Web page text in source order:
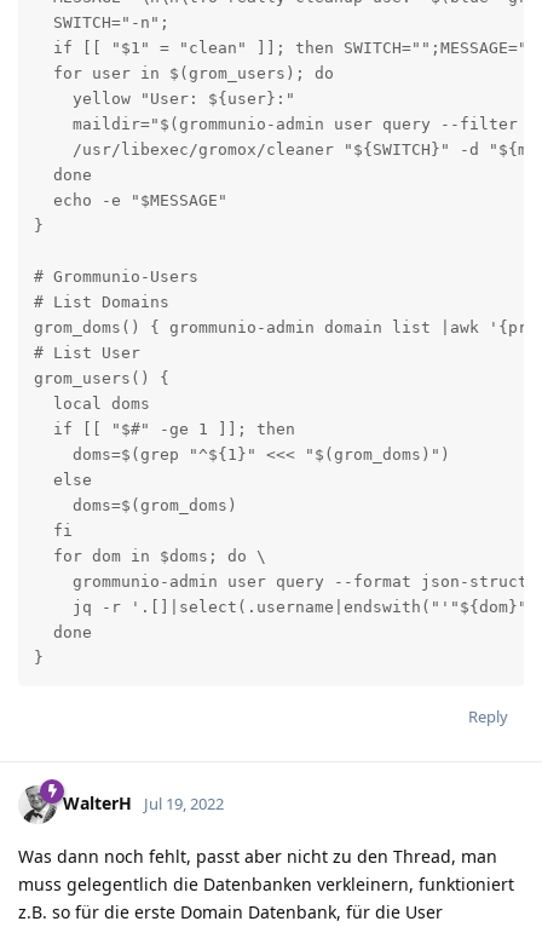
  SWITCH="-n";
if [[ "$1" = "clean" ]]; then
  for user in $(grom_users); do
    yellow "User: ${user}:"
maildir="$(grommunio-admin user query --filter
/usr/libexec/gromox/cleaner "${SWITCH}" -d
  done
  echo -e "$MESSAGE"
}
# Grommunio-Users
# List Domains
grom_doms() { grommunio-admin domain list |awk
# List User
grom_users() {
  local doms
  if [[ "$#" -ge 1 ]]; then
    doms=$(grep "^${1}" <<< "$(grom_doms)")
  else
    doms=$(grom_doms)
  fi
  for dom in $doms; do \
grommunio-admin user query --format json-
jq -r
  done
}
Reply
WalterH Jul 19, 2022
Was dann noch fehlt, passt aber nicht zu den Thread, man
muss gelegentlich die Datenbanken verkleinern, funktioniert
z.B. so für die erste Domain Datenbank, für die User